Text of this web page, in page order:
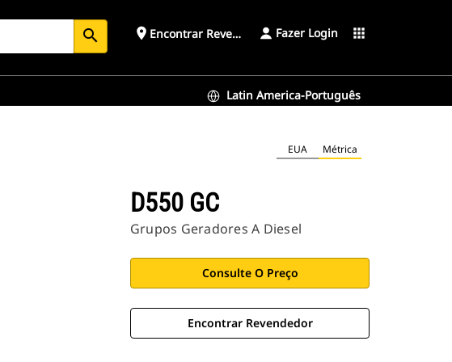
search place Encontrar Revendedor Fazer Login apps
Latin America-Português
EUA Métrica
D550 GC
Grupos Geradores A Diesel
Consulte O Preço
Encontrar Revendedor